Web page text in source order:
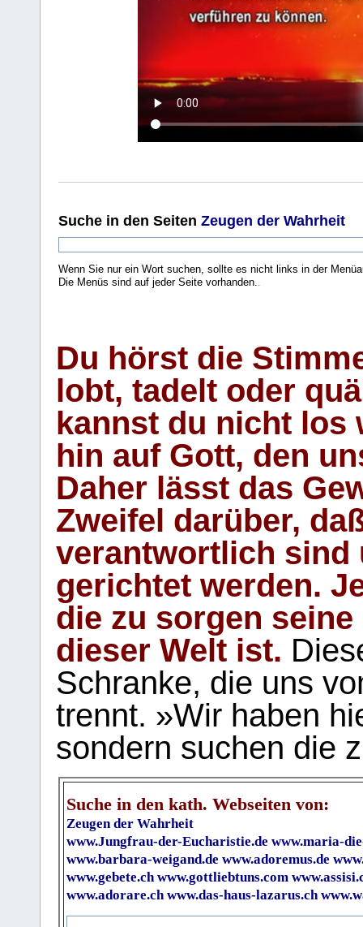
Suche in den Seiten Zeugen der Wahrheit
Wenn Sie nur ein Wort suchen, sollte es nicht links in der
Die Menüs sind auf jeder Seite vorhanden..
Du hörst die
lobt, tadelt oder
kannst du nicht los
hin auf Gott, den
Daher lässt das
Zweifel darüber,
verantwortlich sind
gerichtet werden.
die zu sorgen
dieser Welt ist.
Schranke, die uns
trennt. »Wir haben
sondern suchen die
Suche in den kath. Webseiten von:
Zeugen der Wahrheit
www.Jungfrau-der-Eucharistie.de www.maria-
www.barbara-weigand.de www.adoremus.de
www.gebete.ch www.gottliebtuns.com
www.adorare.ch www.das-haus-lazarus.ch